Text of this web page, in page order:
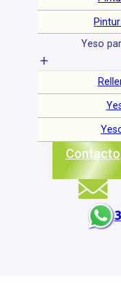
Yeso
Contacto